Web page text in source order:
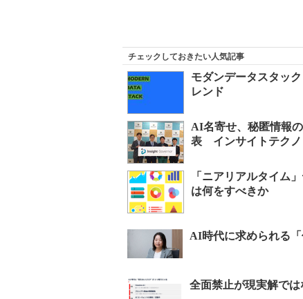
チェックしておきたい人気記事
モダンデータスタッ
レンド
AI名寄せ、秘匿情報
表 インサイトテクノ
「ニアリアルタイム
は何をすべきか